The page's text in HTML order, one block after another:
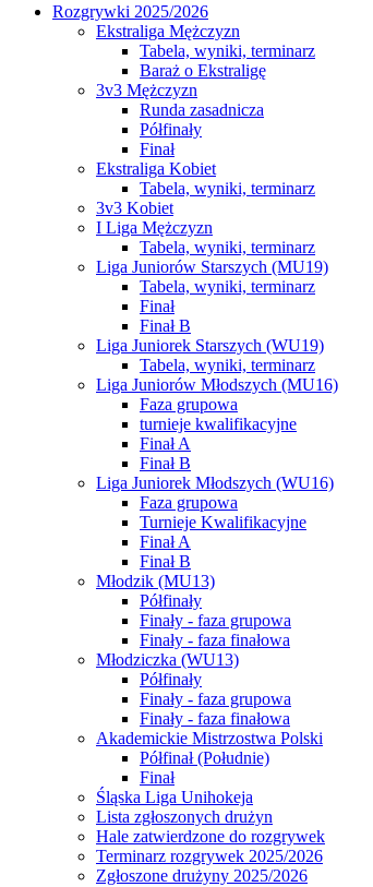
Rozgrywki 2025/2026
Ekstraliga Mężczyzn
Tabela, wyniki, terminarz
Baraż o Ekstraligę
3v3 Mężczyzn
Runda zasadnicza
Półfinały
Finał
Ekstraliga Kobiet
Tabela, wyniki, terminarz
3v3 Kobiet
I Liga Mężczyzn
Tabela, wyniki, terminarz
Liga Juniorów Starszych (MU19)
Tabela, wyniki, terminarz
Finał
Finał B
Liga Juniorek Starszych (WU19)
Tabela, wyniki, terminarz
Liga Juniorów Młodszych (MU16)
Faza grupowa
turnieje kwalifikacyjne
Finał A
Finał B
Liga Juniorek Młodszych (WU16)
Faza grupowa
Turnieje Kwalifikacyjne
Finał A
Finał B
Młodzik (MU13)
Półfinały
Finały - faza grupowa
Finały - faza finałowa
Młodziczka (WU13)
Półfinały
Finały - faza grupowa
Finały - faza finałowa
Akademickie Mistrzostwa Polski
Półfinał (Południe)
Finał
Śląska Liga Unihokeja
Lista zgłoszonych drużyn
Hale zatwierdzone do rozgrywek
Terminarz rozgrywek 2025/2026
Zgłoszone drużyny 2025/2026